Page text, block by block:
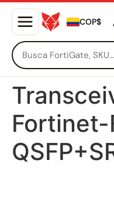
COP$
Fortinet-